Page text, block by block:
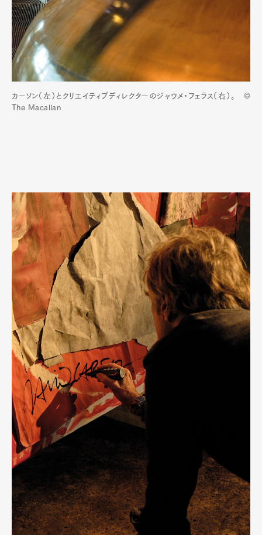
カーソン（左）とクリエイティブディレクターのジャウメ・フェラス（右）。 ©
The Macallan